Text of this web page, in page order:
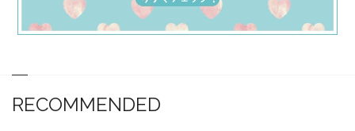
RECOMMENDED